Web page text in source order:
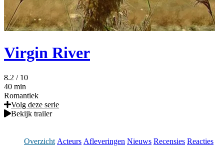
Virgin River
8.2 / 10
40 min
Romantiek
Volg deze serie
Bekijk trailer
Overzicht Acteurs Afleveringen Nieuws Recensies Reacties